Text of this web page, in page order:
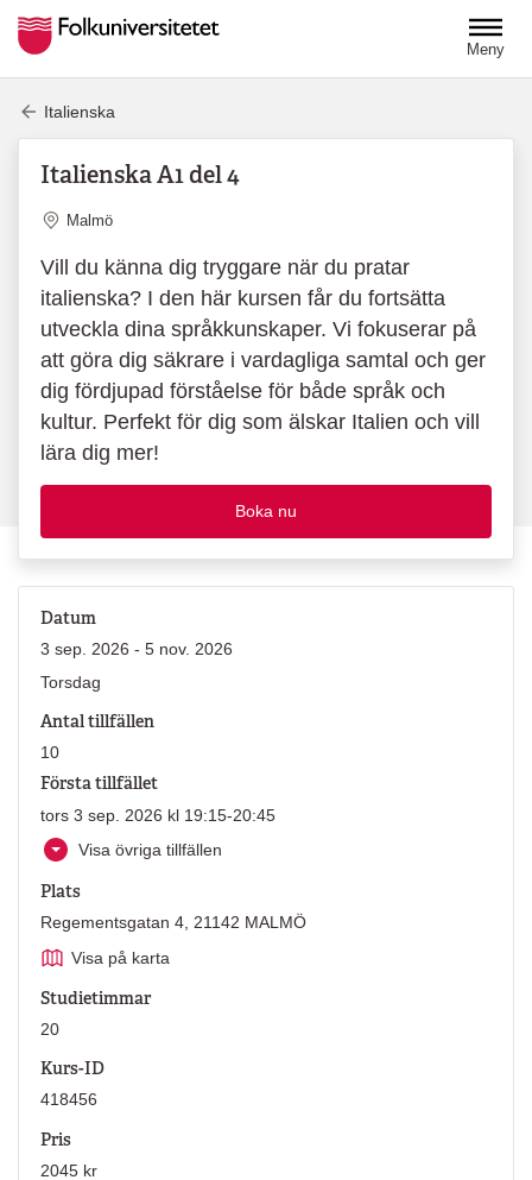
Meny
Italienska
Italienska A1 del 4
Plats
Malmö
Vill du känna dig tryggare när du pratar
italienska? I den här kursen får du fortsätta
utveckla dina språkkunskaper. Vi fokuserar på
att göra dig säkrare i vardagliga samtal och ger
dig fördjupad förståelse för både språk och
kultur. Perfekt för dig som älskar Italien och vill
lära dig mer!
Boka nu
Datum
3 sep. 2026 - 5 nov. 2026
Torsdag
Antal tillfällen
10
Första tillfället
tors 3 sep. 2026 kl 19:15-20:45
Visa övriga tillfällen
Plats
Regementsgatan 4, 21142 MALMÖ
Visa på karta
Studietimmar
20
Kurs-ID
418456
Pris
2045 kr